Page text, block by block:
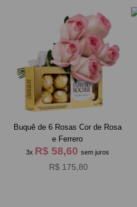
Buquê de 6 Rosas Cor de Rosa
e Ferrero
3x R$ 58,60 sem juros
R$ 175,80